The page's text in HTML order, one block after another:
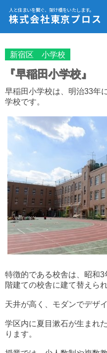
人と住まいを繋ぐ、架け橋をいたします。
株式会社東京プロス
新宿区 小学校
『早稲田小学校』
早稲田小学校は、明治33年
学校です。
特徴的である校舎は、昭和
階建ての校舎に建て替えられ
天井が高く、モダンでデザ
学区内に夏目漱石が生まれ
ります。